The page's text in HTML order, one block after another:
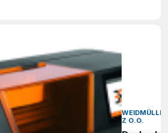
Z O.O.